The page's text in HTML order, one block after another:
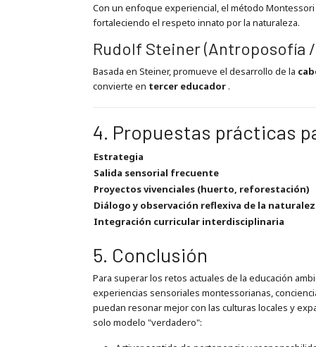
Con un enfoque experiencial, el método
fortaleciendo el respeto innato por la naturaleza.
Rudolf Steiner (Antroposofía
Basada en Steiner, promueve el desarrollo de la
convierte en tercer educador.
4. Propuestas prácticas
Estrategia
Salida sensorial frecuente
Proyectos vivenciales (huerto, reforestación)
Diálogo y observación reflexiva de la
Integración curricular interdisciplinaria
5. Conclusión
Para superar los retos actuales de la educación
experiencias sensoriales montessorianas,
puedan resonar mejor con las culturas locales y
solo modelo "verdadero":